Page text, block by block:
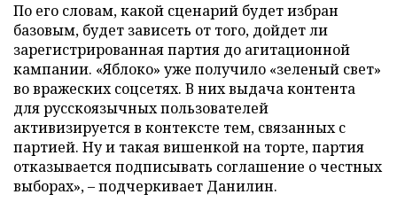
По его словам, какой сценарий будет избран
базовым, будет зависеть от того, дойдет ли
зарегистрированная партия до агитационной
кампании. «Яблоко» уже получило «зеленый свет»
во вражеских соцсетях. В них выдача контента
для русскоязычных пользователей
активизируется в контексте тем, связанных с
партией. Ну и такая вишенкой на торте, партия
отказывается подписывать соглашение о честных
выборах», – подчеркивает Данилин.